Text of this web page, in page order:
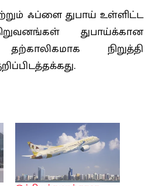
ஃப்ளை துபாய் உள்ளிட்ட
துபாய்க்கான
நிறுத்தி